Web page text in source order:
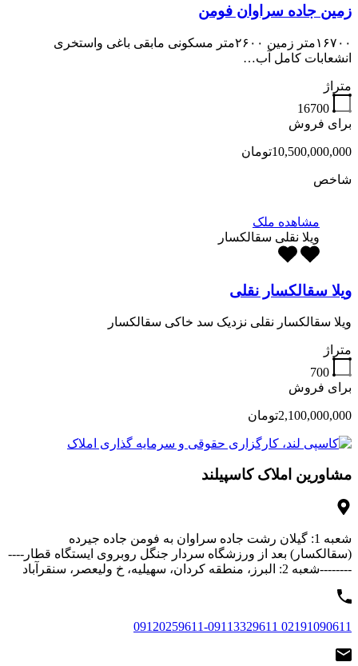
زمین جاده سراوان فومن
۱۶۷۰۰متر زمین ۲۶۰۰متر مسکونی مابقی باغی واستخری
انشعابات کامل آب…
متراژ
16700
برای فروش
10,500,000,000تومان
شاخص
مشاهده ملک
ویلا نقلی سقالکسار
ویلا سقالکسار نقلی
ویلا سقالکسار نقلی نزدیک سد خاکی سقالکسار
متراژ
700
برای فروش
2,100,000,000تومان
مشاورین املاک کاسپیلند
شعبه 1: گیلان رشت جاده سراوان به فومن جاده جیرده
(سقالکسار) بعد از ورزشگاه سردار جنگل روبروی ایستگاه قطار----
--------شعبه 2: البرز، منطقه کردان، سهیلیه، خ ولیعصر، سنقرآباد
02191090611 09120259611-09113329611